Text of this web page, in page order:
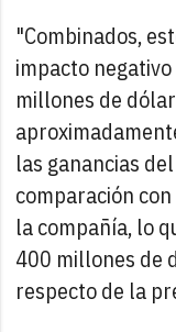
"Combinados,
impacto
millones de
las ganancias
comparación
la compañía, lo
400 millones de
respecto de la